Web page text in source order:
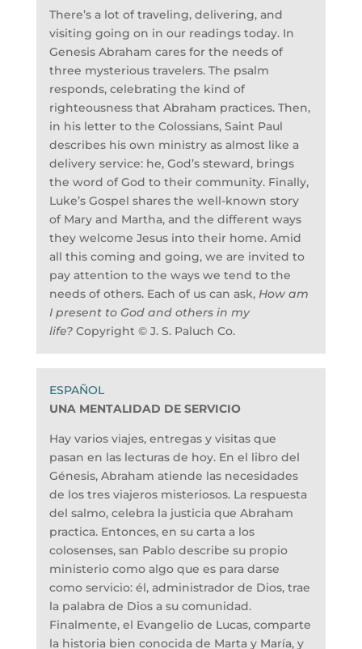
There’s a lot of traveling, delivering, and
visiting going on in our readings today. In
Genesis Abraham cares for the needs of
three mysterious travelers. The psalm
responds, celebrating the kind of
righteousness that Abraham practices. Then,
in his letter to the Colossians, Saint Paul
describes his own ministry as almost like a
delivery service: he, God’s steward, brings
the word of God to their community. Finally,
Luke’s Gospel shares the well-known story
of Mary and Martha, and the different ways
they welcome Jesus into their home. Amid
all this coming and going, we are invited to
pay attention to the ways we tend to the
needs of others. Each of us can ask, How am
I present to God and others in my
life? Copyright © J. S. Paluch Co.
UNA MENTALIDAD DE SERVICIO
Hay varios viajes, entregas y visitas que
pasan en las lecturas de hoy. En el libro del
Génesis, Abraham atiende las necesidades
de los tres viajeros misteriosos. La respuesta
del salmo, celebra la justicia que Abraham
practica. Entonces, en su carta a los
colosenses, san Pablo describe su propio
ministerio como algo que es para darse
como servicio: él, administrador de Dios, trae
la palabra de Dios a su comunidad.
Finalmente, el Evangelio de Lucas, comparte
la historia bien conocida de Marta y María, y